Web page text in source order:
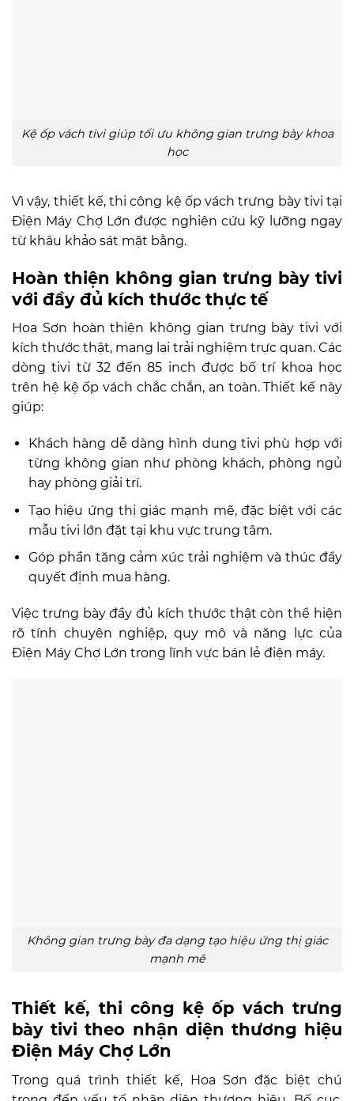
Kệ ốp vách tivi giúp tối ưu không gian trưng bày khoa
học
Vì vậy, thiết kế, thi công kệ ốp vách trưng bày tivi tại
Điện Máy Chợ Lớn được nghiên cứu kỹ lưỡng ngay
từ khâu khảo sát mặt bằng.
Hoàn thiện không gian trưng bày tivi
với đầy đủ kích thước thực tế
Hoa Sơn hoàn thiện không gian trưng bày tivi với
kích thước thật, mang lại trải nghiệm trực quan. Các
dòng tivi từ 32 đến 85 inch được bố trí khoa học
trên hệ kệ ốp vách chắc chắn, an toàn. Thiết kế này
giúp:
Khách hàng dễ dàng hình dung tivi phù hợp với
từng không gian như phòng khách, phòng ngủ
hay phòng giải trí.
Tạo hiệu ứng thị giác mạnh mẽ, đặc biệt với các
mẫu tivi lớn đặt tại khu vực trung tâm.
Góp phần tăng cảm xúc trải nghiệm và thúc đẩy
quyết định mua hàng.
Việc trưng bày đầy đủ kích thước thật còn thể hiện
rõ tính chuyên nghiệp, quy mô và năng lực của
Điện Máy Chợ Lớn trong lĩnh vực bán lẻ điện máy.
Không gian trưng bày đa dạng tạo hiệu ứng thị giác
mạnh mẽ
Thiết kế, thi công kệ ốp vách trưng
bày tivi theo nhận diện thương hiệu
Điện Máy Chợ Lớn
Trong quá trình thiết kế, Hoa Sơn đặc biệt chú